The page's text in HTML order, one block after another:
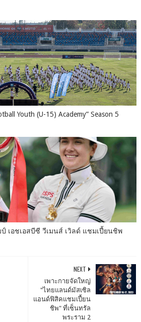
Youth (U-15) Academy” Season 5
เอชเอสบีซี วีเมนส์ เวิลด์ แชมเปี้ยนชิพ
NEXT
เพาะกายจัดใหญ่
"ไทยแลนด์มัสเซิล
แอนด์ฟิสิคแชมเปี้ยน
ชิพ" ที่เซ็นทรัล
พระราม 2